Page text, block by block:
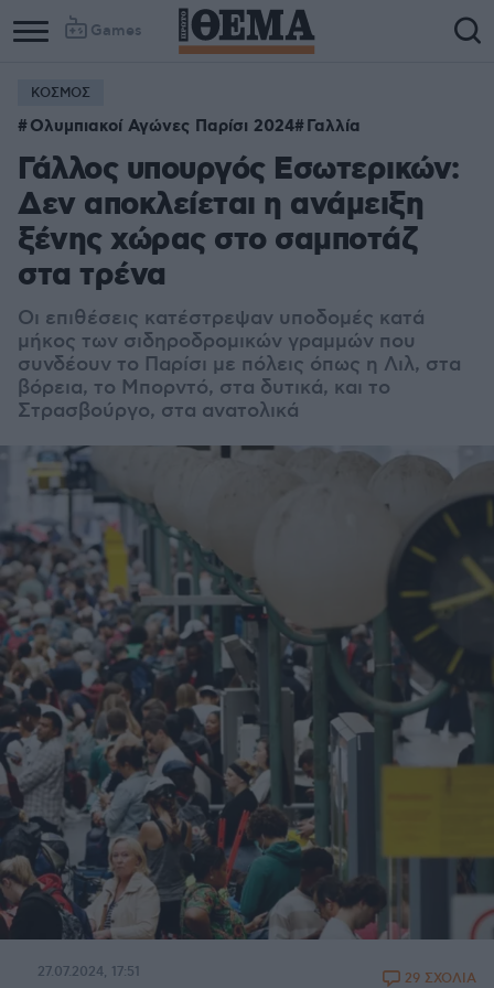
Games
ΚΟΣΜΟΣ
Ολυμπιακοί Αγώνες Παρίσι 2024 Γαλλία
Γάλλος υπουργός Εσωτερικών:
Δεν αποκλείεται η ανάμειξη
ξένης χώρας στο σαμποτάζ
στα τρένα
Οι επιθέσεις κατέστρεψαν υποδομές κατά
μήκος των σιδηροδρομικών γραμμών που
συνδέουν το Παρίσι με πόλεις όπως η Λιλ, στα
βόρεια, το Μπορντό, στα δυτικά, και το
Στρασβούργο, στα ανατολικά
27.07.2024, 17:51 29 ΣΧΟΛΙΑ